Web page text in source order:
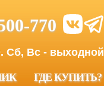
770
Сб, Вс - выходной
ГДЕ КУПИТЬ?